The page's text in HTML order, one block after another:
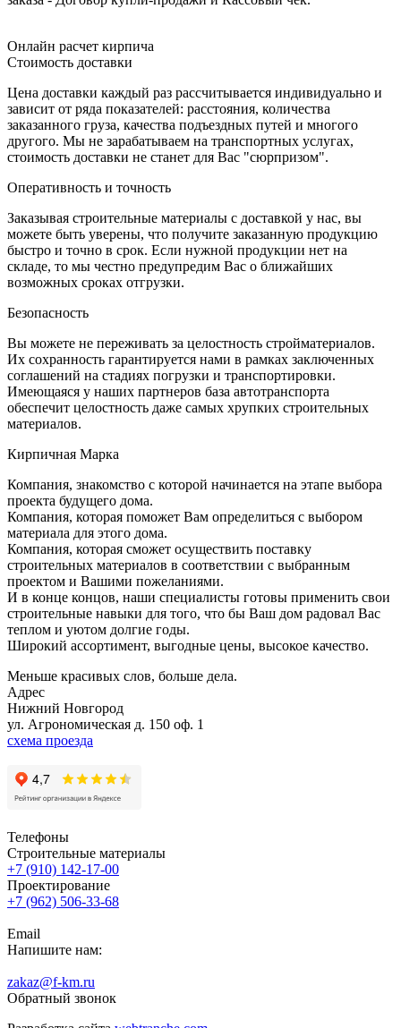
Онлайн расчет кирпича
Стоимость доставки
Цена доставки каждый раз рассчитывается индивидуально и
зависит от ряда показателей: расстояния, количества
заказанного груза, качества подъездных путей и многого
другого. Мы не зарабатываем на транспортных услугах,
стоимость доставки не станет для Вас "сюрпризом".
Оперативность и точность
Заказывая строительные материалы с доставкой у нас, вы
можете быть уверены, что получите заказанную продукцию
быстро и точно в срок. Если нужной продукции нет на
складе, то мы честно предупредим Вас о ближайших
возможных сроках отгрузки.
Безопасность
Вы можете не переживать за целостность стройматериалов.
Их сохранность гарантируется нами в рамках заключенных
соглашений на стадиях погрузки и транспортировки.
Имеющаяся у наших партнеров база автотранспорта
обеспечит целостность даже самых хрупких строительных
материалов.
Кирпичная Марка
Компания, знакомство с которой начинается на этапе выбора
проекта будущего дома.
Компания, которая поможет Вам определиться с выбором
материала для этого дома.
Компания, которая сможет осуществить поставку
строительных материалов в соответствии с выбранным
проектом и Вашими пожеланиями.
И в конце концов, наши специалисты готовы применить свои
строительные навыки для того, что бы Ваш дом радовал Вас
теплом и уютом долгие годы.
Широкий ассортимент, выгодные цены, высокое качество.
Меньше красивых слов, больше дела.
Адрес
Нижний Новгород
ул. Агрономическая д. 150 оф. 1
схема проезда
Телефоны
Строительные материалы
+7 (910) 142-17-00
Проектирование
+7 (962) 506-33-68
Email
Напишите нам:
zakaz@f-km.ru
Обратный звонок